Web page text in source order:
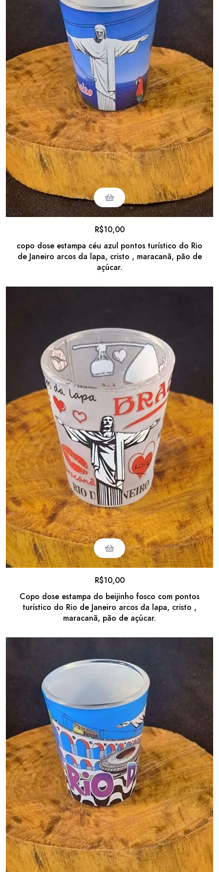
copo dose estampa céu azul pontos turístico do Rio
de Janeiro arcos da lapa, cristo , maracanã, pão de
açúcar.
R$10,00
Copo dose estampa do beijinho fosco com pontos
turístico do Rio de Janeiro arcos da lapa, cristo ,
maracanã, pão de açúcar.
R$10,00